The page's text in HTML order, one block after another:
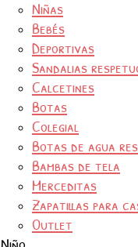
Niñas
Bebés
Deportivas
Sandalias
Calcetines
Botas
Colegial
Botas de agua
Bambas de tela
Merceditas
Zapatillas para
Outlet